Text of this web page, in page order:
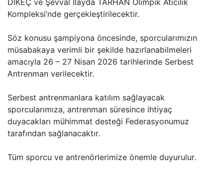
Kompleksi’nde gerçekleştirilecektir.
Söz konusu şampiyona öncesinde, sporcularımızın
müsabakaya verimli bir şekilde hazırlanabilmeleri
amacıyla 26 – 27 Nisan 2026 tarihlerinde Serbest
Antrenman verilecektir.
Serbest antrenmanlara katılım sağlayacak
sporcularımıza, antrenman süresince ihtiyaç
duyacakları mühimmat desteği Federasyonumuz
tarafından sağlanacaktır.
Tüm sporcu ve antrenörlerimize önemle duyurulur.